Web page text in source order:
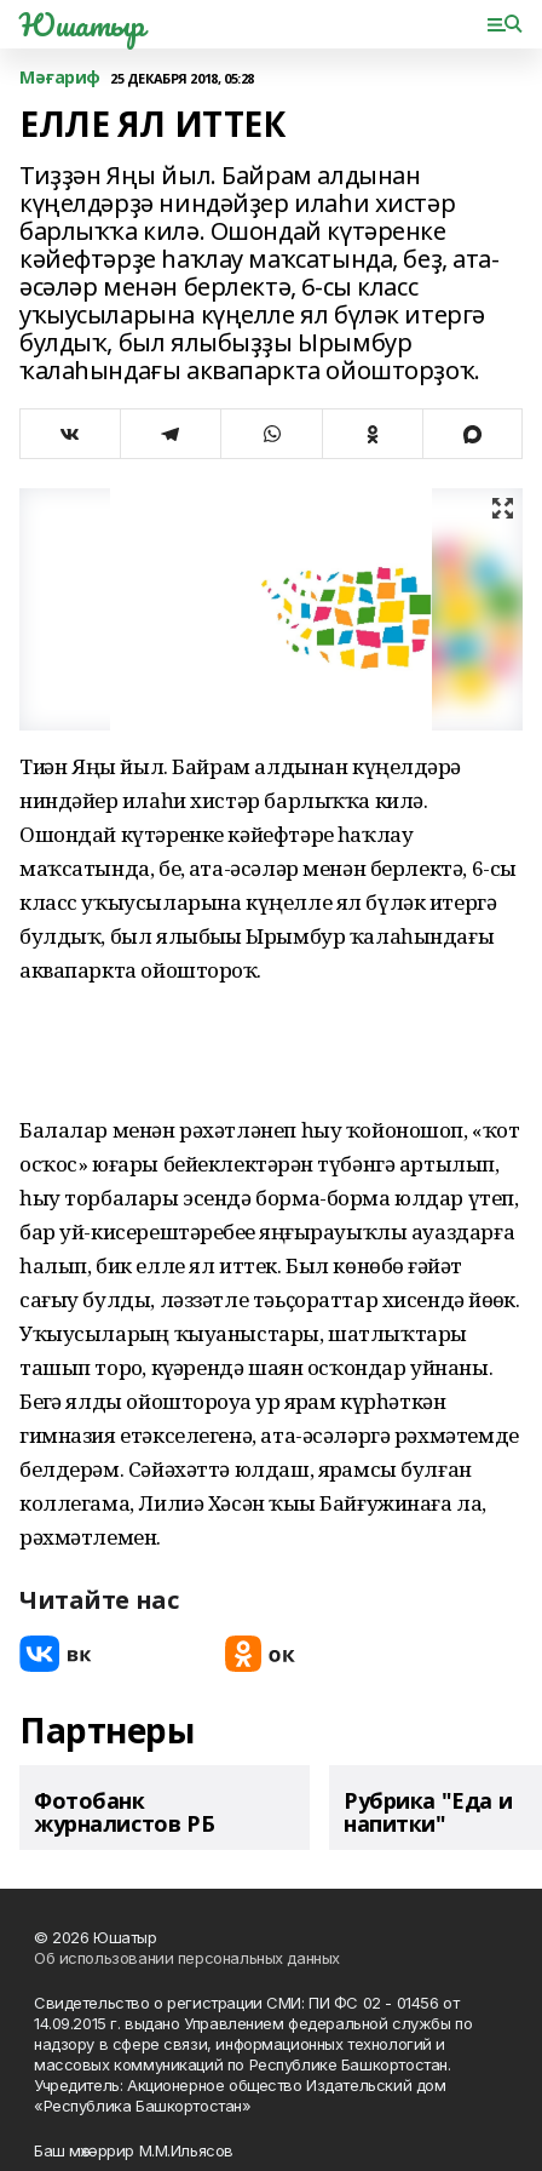
Юшатыр
Мәғариф 25 ДЕКАБРЯ 2018, 05:28
ЕЛЛЕ ЯЛ ИТТЕК
Тиҙҙән Яңы йыл. Байрам алдынан
күңелдәрҙә ниндәйҙер илаһи хистәр
барлыҡҡа килә. Ошондай күтәренке
кәйефтәрҙе һаҡлау маҡсатында, беҙ, ата-
әсәләр менән берлектә, 6-сы класс
уҡыусыларына күңелле ял бүләк итергә
булдыҡ, был ялыбыҙҙы Ырымбур
ҡалаһындағы аквапаркта ойошторҙоҡ.
Тиҙҙән Яңы йыл. Байрам алдынан күңелдәрҙә
ниндәйҙер илаһи хистәр барлыҡҡа килә.
Ошондай күтәренке кәйефтәрҙе һаҡлау
маҡсатында, беҙ, ата-әсәләр менән берлектә, 6-сы
класс уҡыусыларына күңелле ял бүләк итергә
булдыҡ, был ялыбыҙҙы Ырымбур ҡалаһындағы
аквапаркта ойошторҙоҡ.
Балалар менән рәхәтләнеп һыу ҡойоношоп, «ҡот
осҡос» юғары бейеклектәрҙән түбәнгә артылып,
һыу торбалары эсендә борма-борма юлдар үтеп,
бар уй-кисерештәребеҙҙе яңғырауыҡлы ауаздарға
һалып, бик елле ял иттек. Был көнөбөҙ ғәйәт
сағыу булды, ләззәтле тәьҫораттар хисендә йөҙҙөк.
Уҡыусыларҙың ҡыуаныстары, шатлыҡтары
ташып торҙо, күҙҙәрендә шаян осҡондар уйнаны.
Беҙгә ялды ойоштороуҙа ҙур ярҙам күрһәткән
гимназия етәкселегенә, ата-әсәләргә рәхмәтемде
белдерәм. Сәйәхәттә юлдаш, ярҙамсы булған
коллегама, Лилиә Хәсән ҡыҙы Байғужинаға ла,
рәхмәтлемен.
Читайте нас
Партнеры
Фотобанк
журналистов РБ
Рубрика "Еда и
напитки"
© 2026 Юшатыр
Об использовании персональных данных
Свидетельство о регистрации СМИ: ПИ ФС 02 - 01456 от
14.09.2015 г. выдано Управлением федеральной службы по
надзору в сфере связи, информационных технологий и
массовых коммуникаций по Республике Башкортостан.
Учредитель: Акционерное общество Издательский дом
«Республика Башкортостан»
Баш мөхәррир М.М.Ильясов